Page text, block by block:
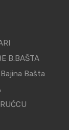
B.BAŠTA
Bajina Bašta